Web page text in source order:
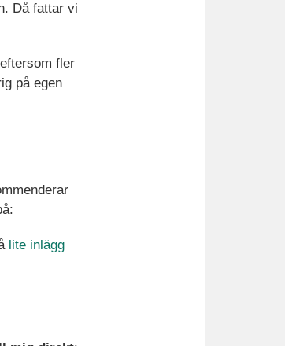
Då fattar vi
fler
på egen
lite inlägg